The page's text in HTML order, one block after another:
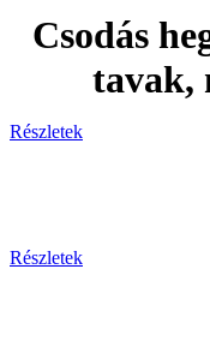
Csodás
tavak,
Részletek
Részletek